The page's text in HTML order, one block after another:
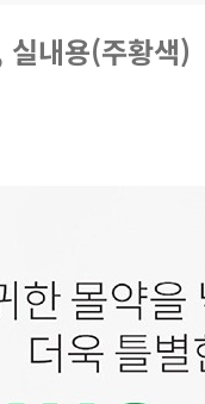
실내용(주황색